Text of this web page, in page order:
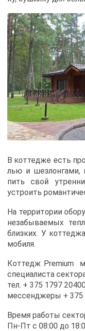
В кот­те­дже есть
лью и
пить свой
устро­ить
На тер­ри­то­рии
неза­бы­ва­е­мых
близ­ких. У
мо­би­ля.
Кот­тедж Premium
спе­ци­а­ли­ста
тел. + 375 1797
мес­сен­дже­ры + 375
Вре­мя ра­бо­ты
Пн-Пт с 08:00 до